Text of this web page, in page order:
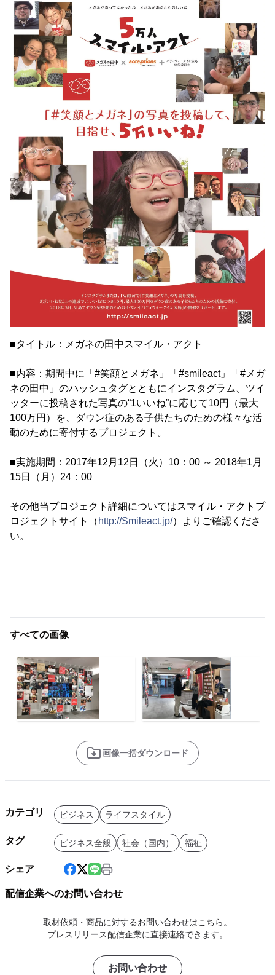
■タイトル：メガネの田中スマイル・アクト
■内容：期間中に「#笑顔とメガネ」「#smileact」「#メガ
ネの田中」のハッシュタグとともにインスタグラム、ツイ
ッターに投稿された写真の“1いいね”に応じて10円（最大
100万円）を、ダウン症のある子供たちのための様々な活
動のために寄付するプロジェクト。
■実施期間：2017年12月12日（火）10：00 ～ 2018年1月
15日（月）24：00
その他当プロジェクト詳細についてはスマイル・アクトプ
ロジェクトサイト（ http://Smileact.jp/）よりご確認くださ
い。
すべての画像
画像一括ダウンロード
カテゴリ ビジネス ライフスタイル
タグ ビジネス全般 社会（国内） 福祉
シェア
配信企業へのお問い合わせ
取材依頼・商品に対するお問い合わせはこちら。
プレスリリース配信企業に直接連絡できます。
お問い合わせ